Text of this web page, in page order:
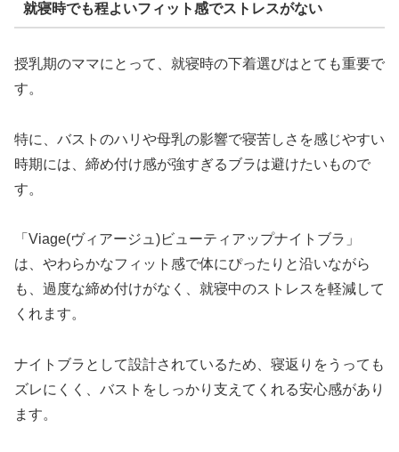
就寝時でも程よいフィット感でストレスがない
授乳期のママにとって、就寝時の下着選びはとても重要で
す。
特に、バストのハリや母乳の影響で寝苦しさを感じやすい
時期には、締め付け感が強すぎるブラは避けたいもので
す。
「Viage(ヴィアージュ)ビューティアップナイトブラ」
は、やわらかなフィット感で体にぴったりと沿いながら
も、過度な締め付けがなく、就寝中のストレスを軽減して
くれます。
ナイトブラとして設計されているため、寝返りをうっても
ズレにくく、バストをしっかり支えてくれる安心感があり
ます。